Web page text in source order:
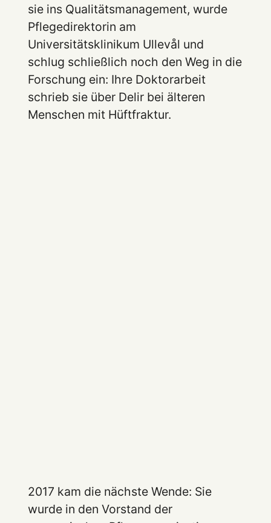
sie ins Qualitätsmanagement, wurde
Pflegedirektorin am
Universitätsklinikum Ullevål und
schlug schließlich noch den Weg in die
Forschung ein: Ihre Doktorarbeit
schrieb sie über Delir bei älteren
Menschen mit Hüftfraktur.
2017 kam die nächste Wende: Sie
wurde in den Vorstand der